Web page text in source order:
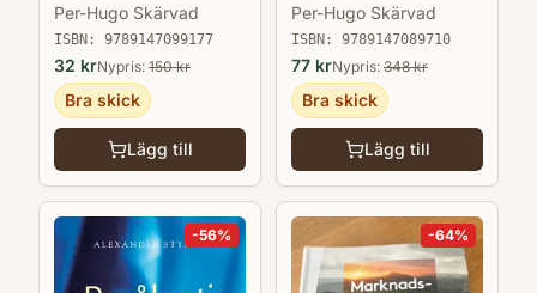
Per-Hugo Skärvad
ISBN: 9789147099177
32 krNypris: 150kr
Bra skick
Lägg till
Per-Hugo Skärvad
ISBN: 9789147089710
77 krNypris: 348kr
Bra skick
Lägg till
-56% -64%